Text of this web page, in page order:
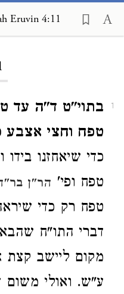
Eruvin 4:11
1
בתוי"ט ד"ה עד
טפח וחצי אצבע
כדי שיאחזנו בידו
טפח ופי' הר"ן
טפח רק כדי
דברי התו"ח
מקום ליישב קצת
ע"ש. ואולי משום